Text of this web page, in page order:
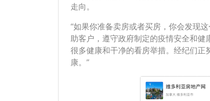
走向。
“如果你准备卖房或者买房，你会发现
助客户，遵守政府制定的疫情安全和
很多健康和干净的看房举措。经纪们
康。”